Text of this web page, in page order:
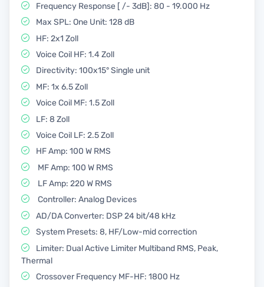
Frequency Response [ /- 3dB]: 80 - 19.000 Hz
Max SPL: One Unit: 128 dB
HF: 2x1 Zoll
Voice Coil HF: 1.4 Zoll
Directivity: 100x15° Single unit
MF: 1x 6.5 Zoll
Voice Coil MF: 1.5 Zoll
LF: 8 Zoll
Voice Coil LF: 2.5 Zoll
HF Amp: 100 W RMS
MF Amp: 100 W RMS
LF Amp: 220 W RMS
Controller: Analog Devices
AD/DA Converter: DSP 24 bit/48 kHz
System Presets: 8, HF/Low-mid correction
Limiter: Dual Active Limiter Multiband RMS, Peak,
Thermal
Crossover Frequency MF-HF: 1800 Hz